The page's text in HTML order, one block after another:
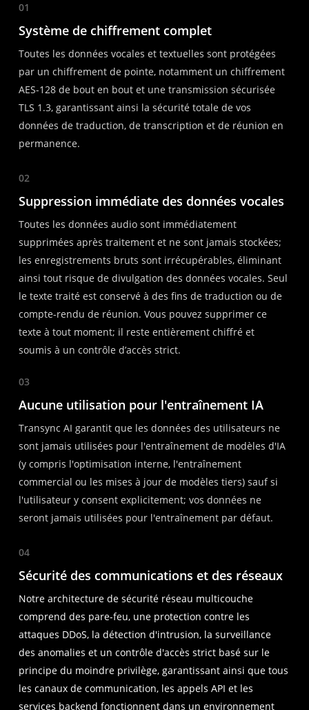
01
Système de chiffrement complet
Toutes les données vocales et textuelles sont protégées
par un chiffrement de pointe, notamment un chiffrement
AES-128 de bout en bout et une transmission sécurisée
TLS 1.3, garantissant ainsi la sécurité totale de vos
données de traduction, de transcription et de réunion en
permanence.
02
Suppression immédiate des données vocales
Toutes les données audio sont immédiatement
supprimées après traitement et ne sont jamais stockées;
les enregistrements bruts sont irrécupérables, éliminant
ainsi tout risque de divulgation des données vocales. Seul
le texte traité est conservé à des fins de traduction ou de
compte-rendu de réunion. Vous pouvez supprimer ce
texte à tout moment; il reste entièrement chiffré et
soumis à un contrôle d’accès strict.
03
Aucune utilisation pour l'entraînement IA
Transync AI garantit que les données des utilisateurs ne
sont jamais utilisées pour l'entraînement de modèles d'IA
(y compris l'optimisation interne, l'entraînement
commercial ou les mises à jour de modèles tiers) sauf si
l'utilisateur y consent explicitement; vos données ne
seront jamais utilisées pour l'entraînement par défaut.
04
Sécurité des communications et des réseaux
Notre architecture de sécurité réseau multicouche
comprend des pare-feu, une protection contre les
attaques DDoS, la détection d'intrusion, la surveillance
des anomalies et un contrôle d'accès strict basé sur le
principe du moindre privilège, garantissant ainsi que tous
les canaux de communication, les appels API et les
services backend fonctionnent dans un environnement